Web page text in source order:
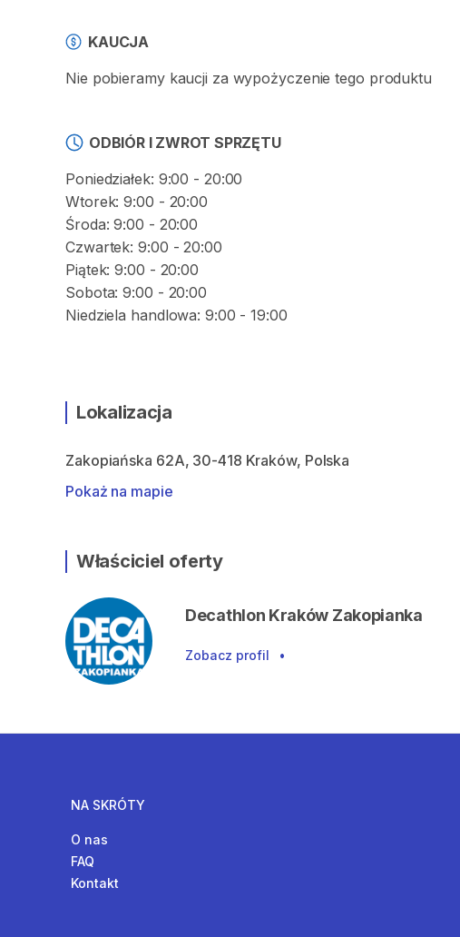
KAUCJA
Nie pobieramy kaucji za wypożyczenie tego produktu
ODBIÓR I ZWROT SPRZĘTU
Poniedziałek: 9:00 - 20:00
Wtorek: 9:00 - 20:00
Środa: 9:00 - 20:00
Czwartek: 9:00 - 20:00
Piątek: 9:00 - 20:00
Sobota: 9:00 - 20:00
Niedziela handlowa: 9:00 - 19:00
Lokalizacja
Zakopiańska 62A, 30-418 Kraków, Polska
Pokaż na mapie
Właściciel oferty
Decathlon Kraków Zakopianka
Zobacz profil •
NA SKRÓTY
O nas
FAQ
Kontakt